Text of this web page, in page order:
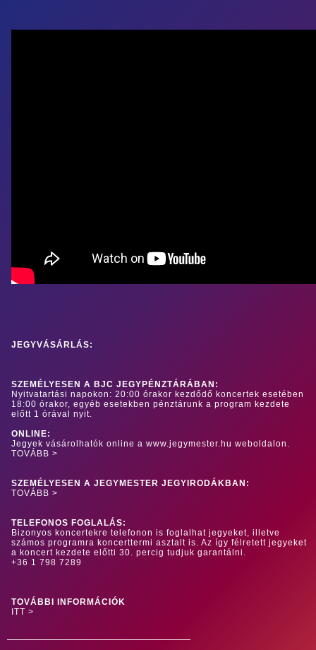
JEGYVÁSÁRLÁS:
SZEMÉLYESEN A BJC JEGYPÉNZTÁRÁBAN:
Nyitvatartási napokon: 20:00 órakor kezdődő koncertek esetében
18:00 órakor, egyéb esetekben pénztárunk a program kezdete
előtt 1 órával nyit.
ONLINE:
Jegyek vásárolhatók online a www.jegymester.hu weboldalon.
TOVÁBB >
SZEMÉLYESEN A JEGYMESTER JEGYIRODÁKBAN:
TOVÁBB >
TELEFONOS FOGLALÁS:
Bizonyos koncertekre telefonon is foglalhat jegyeket, illetve
számos programra koncerttermi asztalt is. Az így félretett jegyeket
a koncert kezdete előtti 30. percig tudjuk garantálni.
+36 1 798 7289
TOVÁBBI INFORMÁCIÓK
ITT >